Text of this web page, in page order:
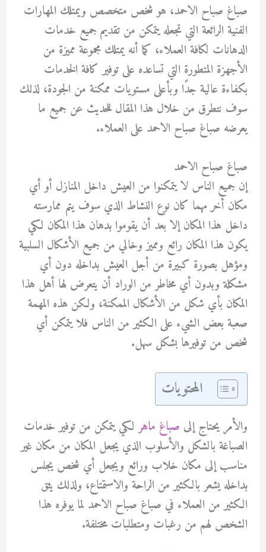
صباغ صباح الاحمد، هو شخص متخصص ويمتلك المهارات
الفنية الرائعة التي تجعله يتمكن من تقديم جميع خدمات
الدهانات لكافة العملاء، كما أنه يمتلك مجموعة مميزة من
الأجهزة المتطورة التي تساعده على توفير كافة الخدمات
بكفاءة عالية جدًا وبأعلى مستويات ممكنة من الجودة، لذلك
سوف نتطرق من خلال هذا المقال للحديث عن جميع ما
يعرضه صباغ صباح الاحمد على العملاء.
صباغ صباح الاحمد
إن جميع الناس لا يتمكنوا من العيش داخل المنازل أو أي
مكان أخر مهما كان نوع النشاط الذي سوف يتم ممارسته
داخل هذا المكان إلا بعد أن يقوموا بدهان هذا المكان لكي
يكون هذا المكان رائع ومميز وخالي من جميع الأشكال السلبية
ومؤهل بصورة كبيرة من أجل العيش بداخله دون أي
مشكلة وبدون أي مخاطر من الوراد أن يتعرض لها أهل هذا
المكان بأي شكل من الأشكال الممكنة، ولكن هذه المهمة
صعبة بعض الشيء على الكثير من الناس فلا يتمكن أي
شخص من توفيرها بشكل سهل.
المحتويات
والأمر يحتاج إلى صباغ ماهرلكي يتمكن من توفير خدمات
الصباغة بالشكل والأسلوب الذي يجعل المكان من مكان غير
مناسب إلى مكان خلاب ورائع ويجعل أي شخص يجلس
بداخله يشعر بالكثير من الراحة والاستمتاع، ولذلك يثق
الكثير من العملاء في صباغ صباح الاحمد لما يوفره هذا
الشخص لهم من رغبات ومتطلبات مختلفة.